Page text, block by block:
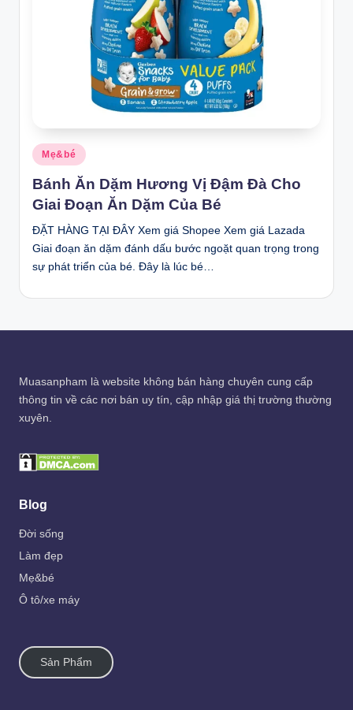
Posted
in
Mẹ&bé
Bánh Ăn Dặm Hương Vị Đậm Đà Cho
Giai Đoạn Ăn Dặm Của Bé
ĐẶT HÀNG TẠI ĐÂY Xem giá Shopee Xem giá Lazada
Giai đoạn ăn dặm đánh dấu bước ngoặt quan trọng trong
sự phát triển của bé. Đây là lúc bé…
Muasanpham là website không bán hàng chuyên cung cấp
thông tin về các nơi bán uy tín, cập nhập giá thị trường thường
xuyên.
Blog
Đời sống
Làm đẹp
Mẹ&bé
Ô tô/xe máy
Sản Phẩm